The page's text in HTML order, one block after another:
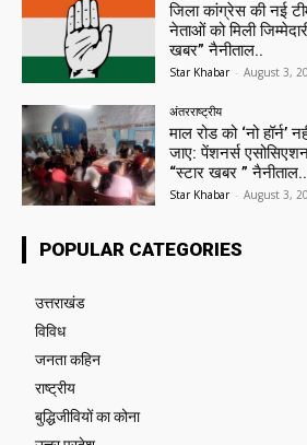
जिला कांग्रेस की नई
नेताओं को मिली
खबर” नैनीताल..
Star Khabar - August 3,
अंतरराष्ट्रीय
माल रोड को ‘नो हॉर्न’
जाए: पेंशनर्स
“स्टार खबर ” नैनीताल..
Star Khabar - August 3,
POPULAR CATEGORIES
उत्तराखंड
विविध
जनता कहिन
राष्ट्रीय
बुद्धिजीवियों का कोना